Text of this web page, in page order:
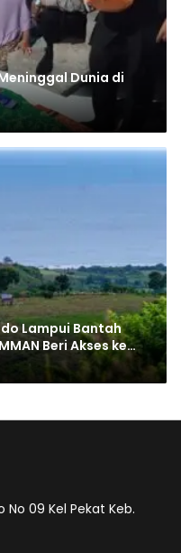
Dunia di
Lampui Bantah
Beri Akses ke
No 09 Kel Pekat Keb.